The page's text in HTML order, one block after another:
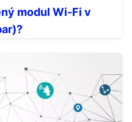
modul Wi-Fi v